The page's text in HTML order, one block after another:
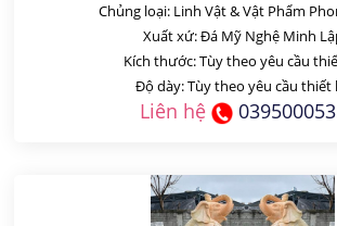
Chủng loại: Linh Vật & Vật Phẩm
Xuất xứ: Đá Mỹ Nghệ Minh
Kích thước: Tùy theo yêu cầu
Độ dày: Tùy theo yêu cầu thiết
Liên hệ